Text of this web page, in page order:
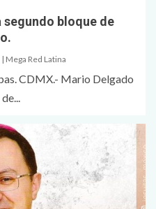
bloque de
Mega Red Latina
CDMX.- Mario Delgado